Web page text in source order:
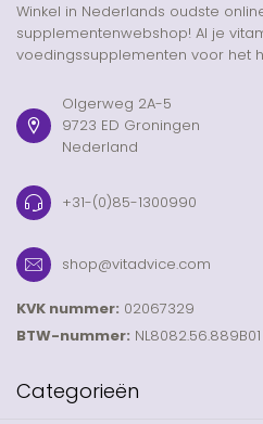
Winkel in Nederlands oudste
supplementenwebshop! Al je
voedingssupplementen voor het
Olgerweg 2A-5
9723 ED Groningen
Nederland
+31-(0)85-1300990
shop@vitadvice.com
KVK nummer: 02067329
BTW-nummer: NL8082.56.889B01
Categorieën